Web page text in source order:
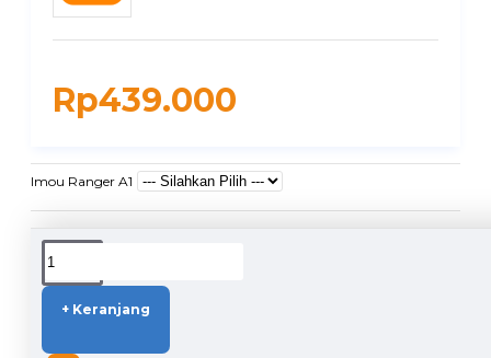
Rp439.000
Imou Ranger A1
+ Keranjang
DUKUNGAN PENGIRIMAN